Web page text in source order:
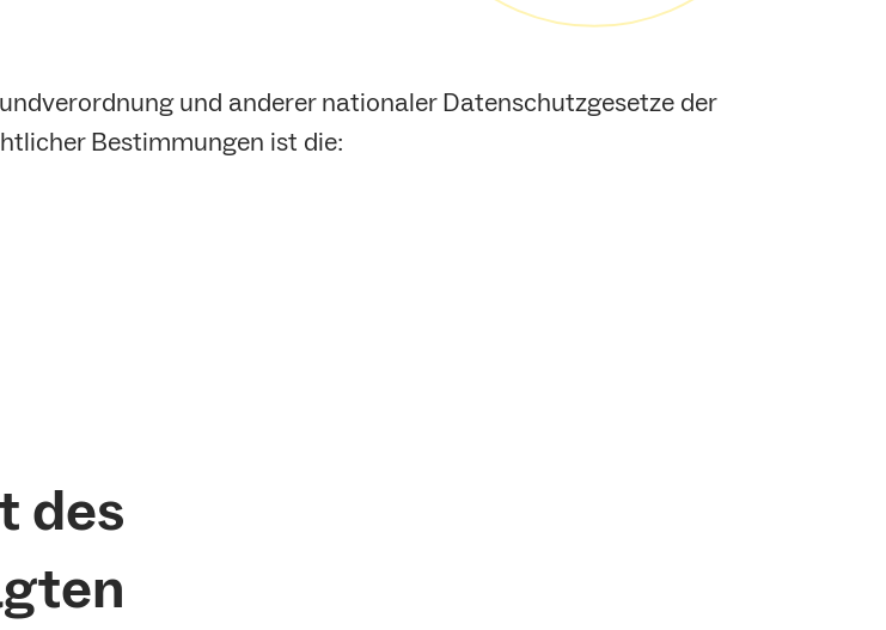
und anderer nationaler Datenschutzgesetze der
Bestimmungen ist die:
des